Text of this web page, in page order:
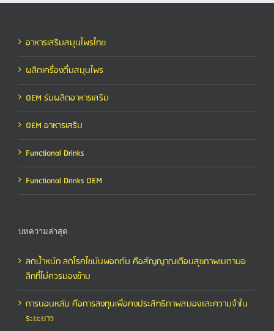
อาหารเสริมสมุนไพรไทย
ผลิตเครื่องดื่มสมุนไพร
OEM รับผลิตอาหารเสริม
OEM อาหารเสริม
Functional Drinks
Functional Drinks OEM
บทความล่าสุด
ลดน้ำหนัก ลดโรคไขมันพอกตับ คือสัญญาณเตือนสุขภาพเมตาบอ
ลิกที่ไม่ควรมองข้าม
การนอนหลับ คือการลงทุนเพื่อคงประสิทธิภาพสมองและความจำใน
ระยะยาว